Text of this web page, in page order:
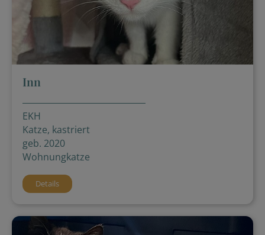
Inn
EKH
Katze, kastriert
geb. 2020
Wohnungkatze
Details